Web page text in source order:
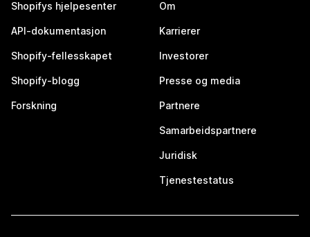
Shopifys hjelpesenter
API-dokumentasjon
Shopify-fellesskapet
Shopify-blogg
Forskning
Om
Karrierer
Investorer
Presse og media
Partnere
Samarbeidspartnere
Juridisk
Tjenestestatus